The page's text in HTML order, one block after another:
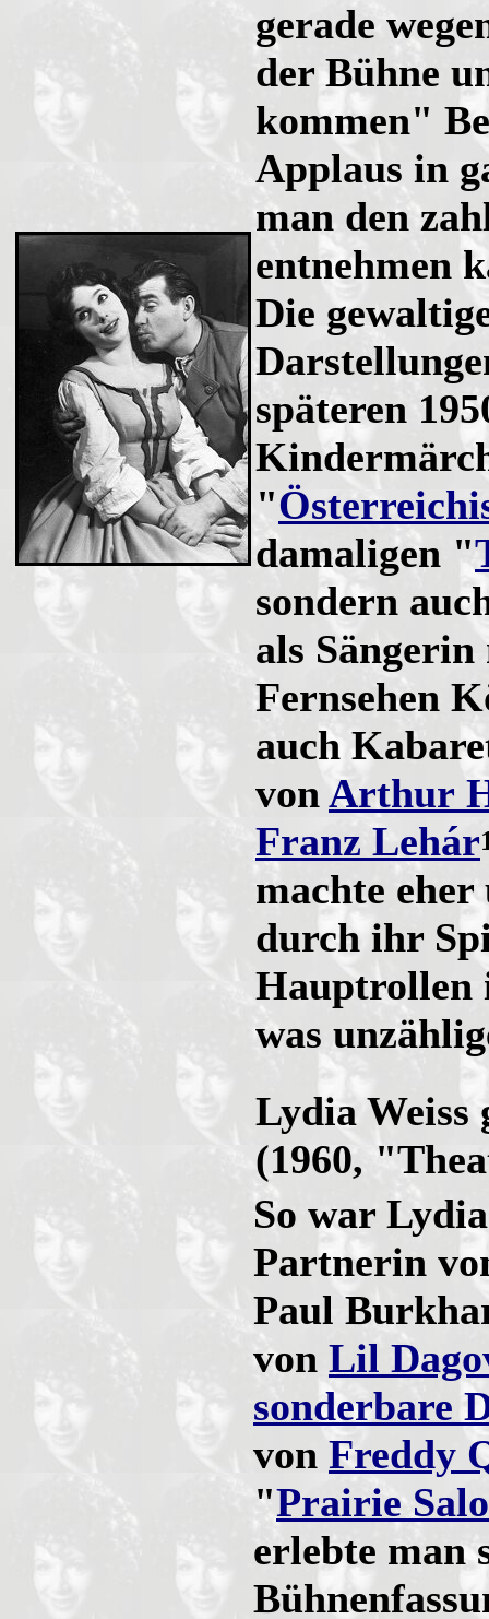
gerade
der Bühne
kommen"
Applaus in
man den
entnehmen
Die
späteren
"
damaligen "
sondern
als
Fernsehen
auch
vonArthur
Franz Lehár
machte eher
durch ihr
Hauptrollen
was
Lydia Weiss
(1960,
So war
Partnerin
Paul
von Lil
sonderbare
von Freddy
"Prairie
erlebte